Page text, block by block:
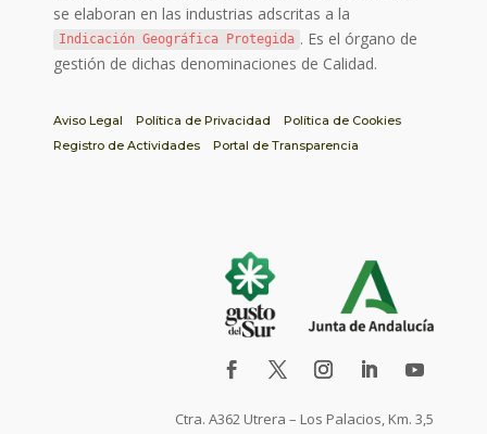
se elaboran en las industrias adscritas a la
Indicación Geográfica Protegida . Es el órgano de
gestión de dichas denominaciones de Calidad.
Aviso Legal Política de Privacidad
Política de Cookies
Registro de Actividades
Portal de Transparencia
Ctra. A362 Utrera – Los Palacios, Km. 3,5